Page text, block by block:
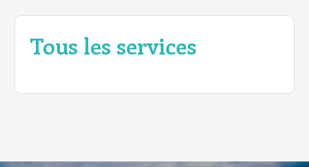
Tous les services